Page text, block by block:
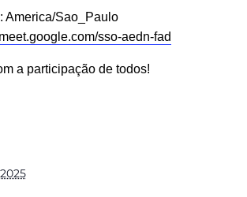
America/Sao_Paulo
sso-aedn-fad
a participação de todos!